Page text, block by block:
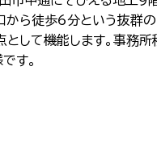
口から徒歩6分という抜
して機能します。事務
す。